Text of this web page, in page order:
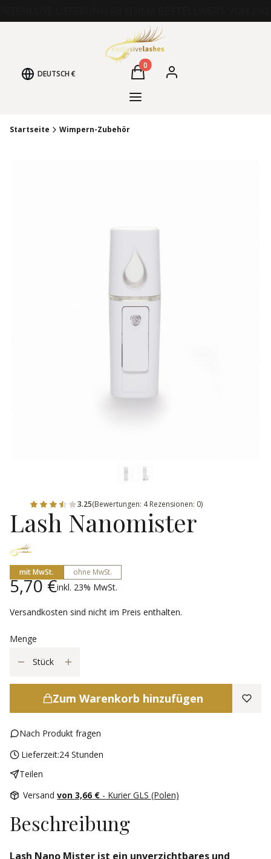
DEUTSCH€ Produkte im Warenkorb: 0.
WarenkorbEinloggen
Menü
Startseite Wimpern-Zubehör
3.25(Bewertungen: 4 Rezensionen: 0)
Lash Nanomister
mit MwSt. ohne MwSt.
Preis
5,70 €inkl. 23% MwSt.
inkl. 23% MwSt.
Versandkosten sind nicht im Preis enthalten.
Menge
Stück
Zum Warenkorb hinzufügen
Nach Produkt fragen
Lieferzeit:24 Stunden
Teilen
Versand von 3,66 € - Kurier GLS (Polen)
Beschreibung
Lash Nano Mister ist ein unverzichtbares und